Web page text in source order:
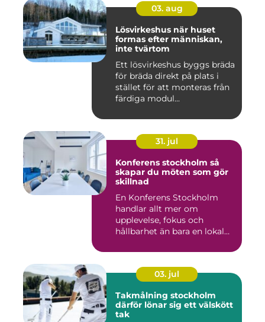
03. aug
Lösvirkeshus när huset
formas efter människan,
inte tvärtom
Ett lösvirkeshus byggs bräda
för bräda direkt på plats i
stället för att monteras från
färdiga modul...
31. jul
Konferens stockholm så
skapar du möten som gör
skillnad
En Konferens Stockholm
handlar allt mer om
upplevelse, fokus och
hållbarhet än bara en lokal
03. jul
Takmålning stockholm
därför lönar sig ett välskött
tak